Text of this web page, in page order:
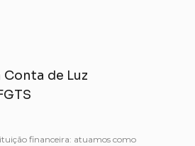
de Luz
financeira: atuamos como